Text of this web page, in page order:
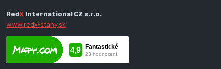
RedX International CZ s.r.o.
www.redx-stany.sk